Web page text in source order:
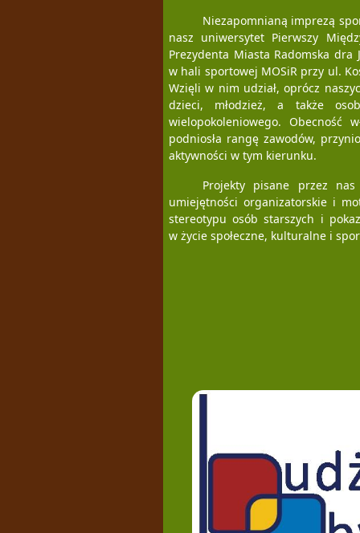
Niezapomnianą imprezą
nasz uniwersytet Pierwszy
Prezydenta Miasta Radomska dra
w hali sportowej MOSiR przy ul.
Wzięli w nim udział, oprócz
dzieci, młodzież, a także
wielopokoleniowego. Obecność
podniosła rangę zawodów,
aktywności w tym kierunku.
Projekty pisane przez
umiejętności organizatorskie i
stereotypu osób starszych i
w życie społeczne, kulturalne i